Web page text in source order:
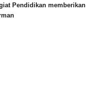
Pendidikan memberikan